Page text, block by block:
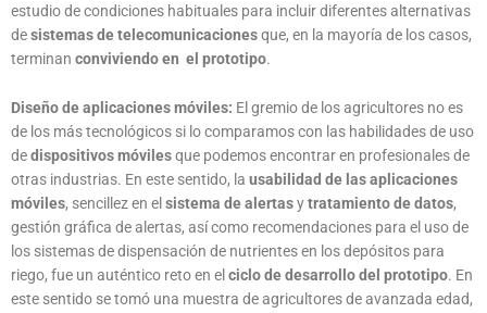
estudio de condiciones habituales para incluir diferentes alternativas
desistemas de telecomunicacionesque, en la mayoría de los casos,
terminan conviviendo en el prototipo.
Diseño de aplicaciones móviles: El gremio de los agricultores no es
de los más tecnológicos si lo comparamos con las habilidades de uso
dedispositivos móvilesque podemos encontrar en profesionales de
otras industrias. En este sentido, la usabilidad de las aplicaciones
móviles, sencillez en el sistema de alertasytratamiento de datos,
gestión gráfica de alertas, así como recomendaciones para el uso de
los sistemas de dispensación de nutrientes en los depósitos para
riego, fue un auténtico reto en el ciclo de desarrollo del prototipo. En
este sentido se tomó una muestra de agricultores de avanzada edad,